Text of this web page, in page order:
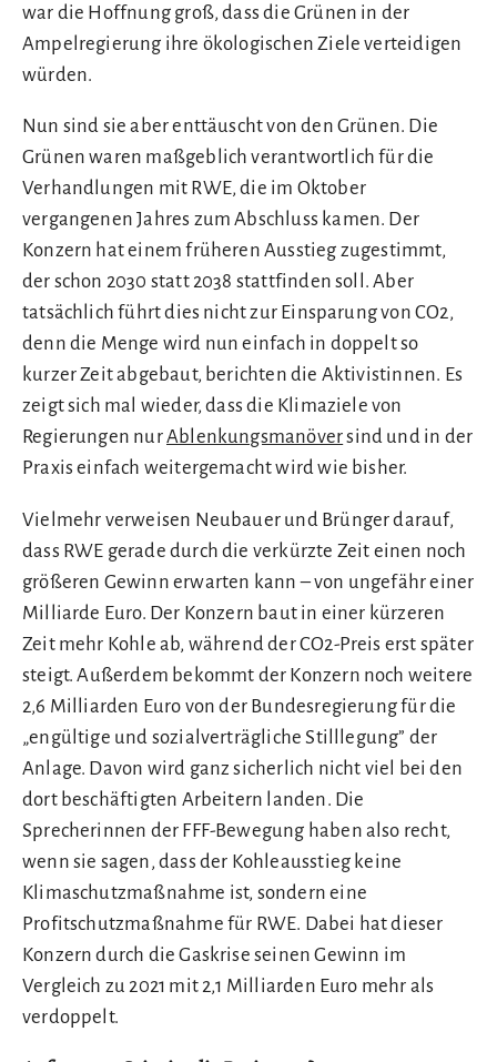
war die Hoffnung groß, dass die Grünen in der
Ampelregierung ihre ökologischen Ziele verteidigen
würden.
Nun sind sie aber enttäuscht von den Grünen. Die
Grünen waren maßgeblich verantwortlich für die
Verhandlungen mit RWE, die im Oktober
vergangenen Jahres zum Abschluss kamen. Der
Konzern hat einem früheren Ausstieg zugestimmt,
der schon 2030 statt 2038 stattfinden soll. Aber
tatsächlich führt dies nicht zur Einsparung von CO2,
denn die Menge wird nun einfach in doppelt so
kurzer Zeit abgebaut, berichten die Aktivistinnen. Es
zeigt sich mal wieder, dass die Klimaziele von
Regierungen nurAblenkungsmanöversind und in der
Praxis einfach weitergemacht wird wie bisher.
Vielmehr verweisen Neubauer und Brünger darauf,
dass RWE gerade durch die verkürzte Zeit einen noch
größeren Gewinn erwarten kann – von ungefähr einer
Milliarde Euro. Der Konzern baut in einer kürzeren
Zeit mehr Kohle ab, während der CO2-Preis erst später
steigt. Außerdem bekommt der Konzern noch weitere
2,6 Milliarden Euro von der Bundesregierung für die
„engültige und sozialverträgliche Stilllegung” der
Anlage. Davon wird ganz sicherlich nicht viel bei den
dort beschäftigten Arbeitern landen. Die
Sprecherinnen der FFF-Bewegung haben also recht,
wenn sie sagen, dass der Kohleausstieg keine
Klimaschutzmaßnahme ist, sondern eine
Profitschutzmaßnahme für RWE. Dabei hat dieser
Konzern durch die Gaskrise seinen Gewinn im
Vergleich zu 2021 mit 2,1 Milliarden Euro mehr als
verdoppelt.